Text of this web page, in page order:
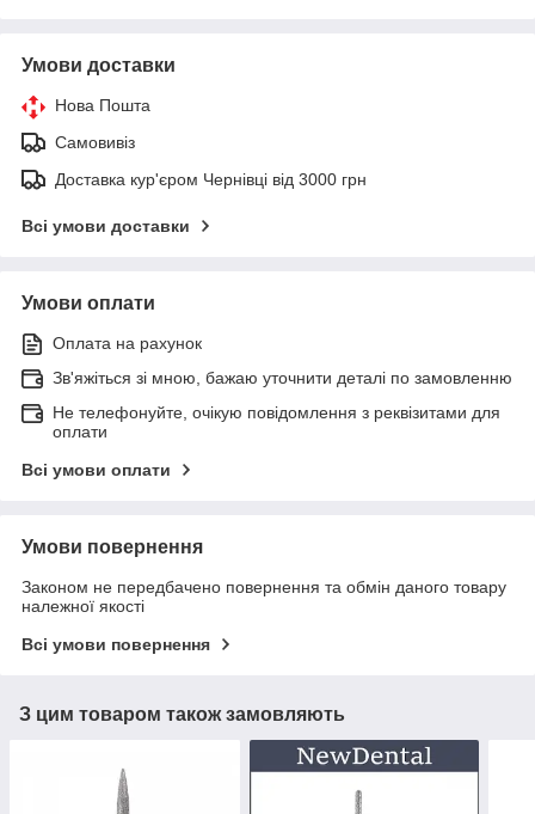
Умови доставки
Нова Пошта
Самовивіз
Доставка кур'єром Чернівці від 3000 грн
Всі умови доставки
Умови оплати
Оплата на рахунок
Зв'яжіться зі мною, бажаю уточнити деталі по замовленню
Не телефонуйте, очікую повідомлення з реквізитами для
оплати
Всі умови оплати
Умови повернення
Законом не передбачено повернення та обмін даного товару
належної якості
Всі умови повернення
З цим товаром також замовляють